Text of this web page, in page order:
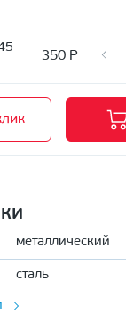
350 Р
металлический
сталь